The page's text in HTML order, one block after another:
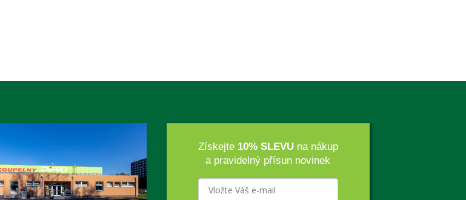
Získejte 10% SLEVUna nákup
a pravidelný přísun novinek